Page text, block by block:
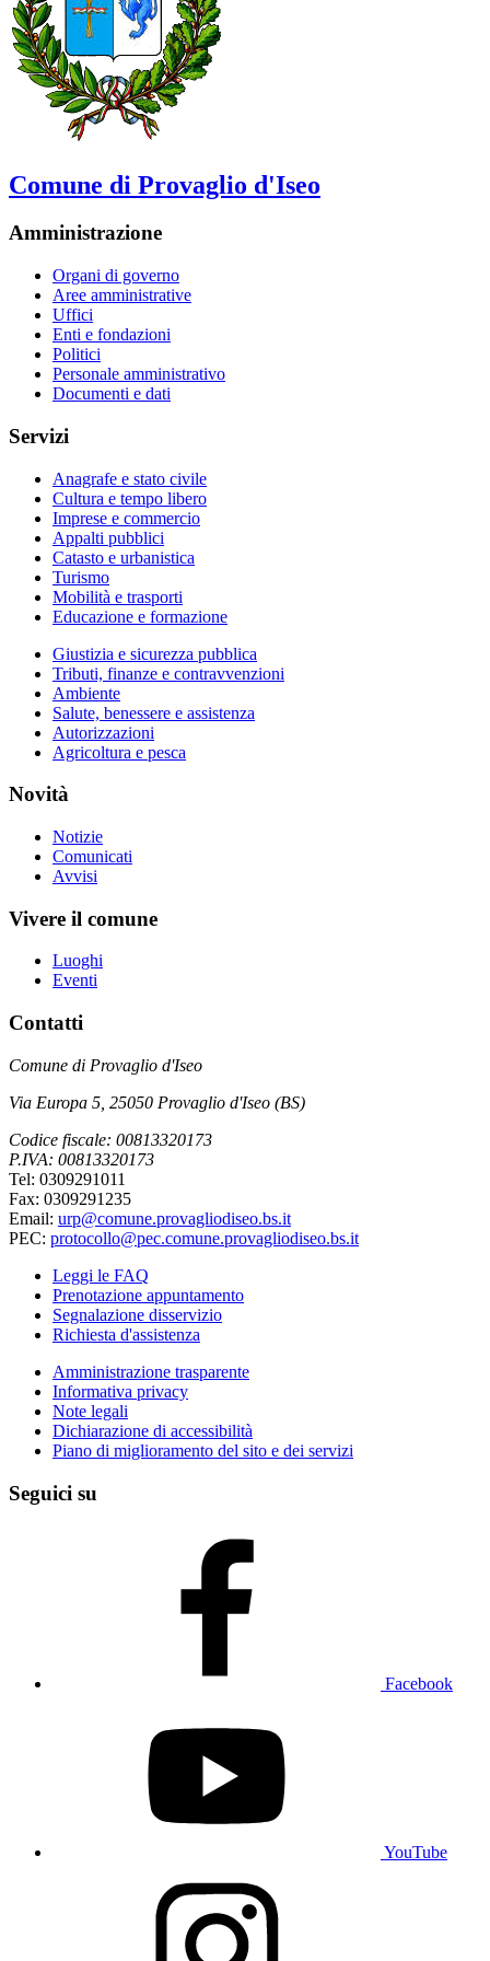
Comune di Provaglio d'Iseo
Amministrazione
Organi di governo
Aree amministrative
Uffici
Enti e fondazioni
Politici
Personale amministrativo
Documenti e dati
Servizi
Anagrafe e stato civile
Cultura e tempo libero
Imprese e commercio
Appalti pubblici
Catasto e urbanistica
Turismo
Mobilità e trasporti
Educazione e formazione
Giustizia e sicurezza pubblica
Tributi, finanze e contravvenzioni
Ambiente
Salute, benessere e assistenza
Autorizzazioni
Agricoltura e pesca
Novità
Notizie
Comunicati
Avvisi
Vivere il comune
Luoghi
Eventi
Contatti
Comune di Provaglio d'Iseo
Via Europa 5, 25050 Provaglio d'Iseo (BS)
Codice fiscale: 00813320173
P.IVA: 00813320173
Tel: 0309291011
Fax: 0309291235
Email: urp@comune.provagliodiseo.bs.it
PEC: protocollo@pec.comune.provagliodiseo.bs.it
Leggi le FAQ
Prenotazione appuntamento
Segnalazione disservizio
Richiesta d'assistenza
Amministrazione trasparente
Informativa privacy
Note legali
Dichiarazione di accessibilità
Piano di miglioramento del sito e dei servizi
Seguici su
Facebook
YouTube